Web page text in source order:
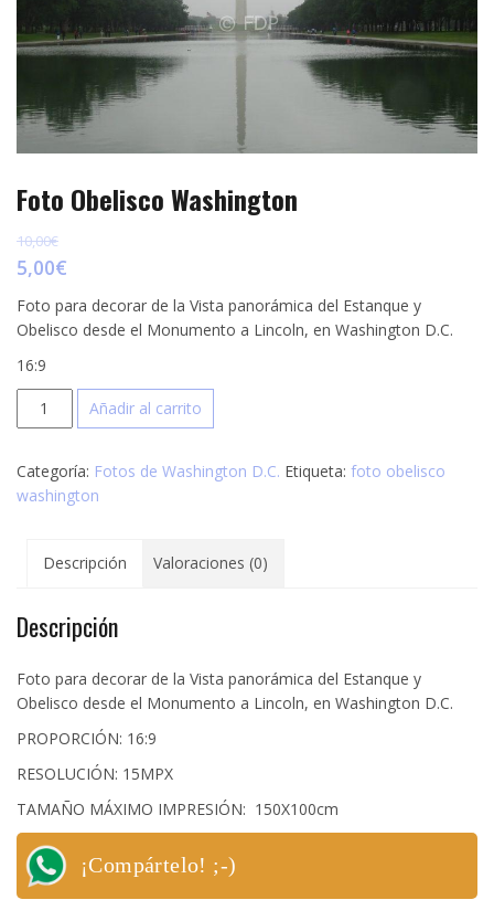
Foto Obelisco Washington
10,00€
5,00€
Foto para decorar de la Vista panorámica del Estanque y
Obelisco desde el Monumento a Lincoln, en Washington D.C.
16:9
Foto
Obelisco
cantidad
Añadir al carrito
Categoría: Fotos de Washington D.C. Etiqueta: foto obelisco
washington
Descripción Valoraciones (0)
Descripción
Foto para decorar de la Vista panorámica del Estanque y
Obelisco desde el Monumento a Lincoln, en Washington D.C.
PROPORCIÓN: 16:9
RESOLUCIÓN: 15MPX
TAMAÑO MÁXIMO IMPRESIÓN: 150X100cm
¡Compártelo! ;-)
e
s
r